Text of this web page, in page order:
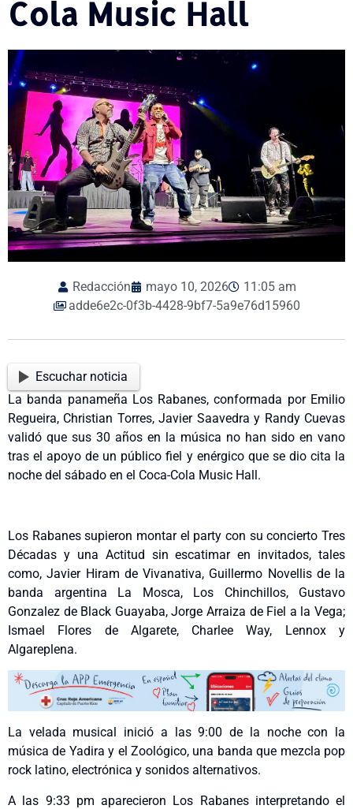
Cola Music Hall
Redacción mayo 10, 2026
11:05 am
adde6e2c-0f3b-4428-9bf7-5a9e76d15960
Escuchar noticia
La banda panameña Los Rabanes, conformada por Emilio
Regueira, Christian Torres, Javier Saavedra y Randy Cuevas
validó que sus 30 años en la música no han sido en vano
tras el apoyo de un público fiel y enérgico que se dio cita la
noche del sábado en el Coca-Cola Music Hall.
Los Rabanes supieron montar el party con su concierto Tres
Décadas y una Actitud sin escatimar en invitados, tales
como, Javier Hiram de Vivanativa, Guillermo Novellis de la
banda argentina La Mosca, Los Chinchillos, Gustavo
Gonzalez de Black Guayaba, Jorge Arraiza de Fiel a la Vega;
Ismael Flores de Algarete, Charlee Way, Lennox y
Algareplena.
La velada musical inició a las 9:00 de la noche con la
música de Yadira y el Zoológico, una banda que mezcla pop
rock latino, electrónica y sonidos alternativos.
A las 9:33 pm aparecieron Los Rabanes interpretando el